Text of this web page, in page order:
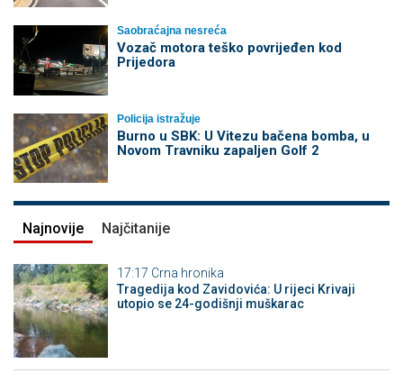
Saobraćajna nesreća
Vozač motora teško povrijeđen kod
Prijedora
Policija istražuje
Burno u SBK: U Vitezu bačena bomba, u
Novom Travniku zapaljen Golf 2
Najnovije Najčitanije
17:17 Crna hronika
Tragedija kod Zavidovića: U rijeci Krivaji
utopio se 24-godišnji muškarac